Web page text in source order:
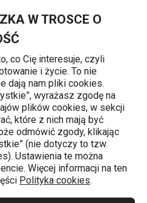
W TROSCE O
co Cię interesuje, czyli
i życie. To nie
dają nam pliki cookies.
wyrażasz zgodę na
plików cookies, w sekcji
które z nich mają być
odmówić zgody, klikając
(nie dotyczy to tzw.
Ustawienia te można
Więcej informacji na ten
Polityka cookies.
ø 20 cm, 3,5 l
Darmowa dostawa